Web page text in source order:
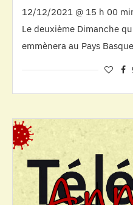
12/12/2021 @ 15 h 00
Le deuxième Dimanche
emmènera au Pays